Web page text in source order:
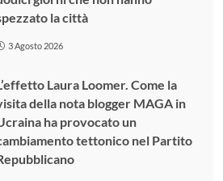
la città
3 Agosto 2026
Laura Loomer. Come la
della nota blogger MAGA in
ha provocato un
tettonico nel Partito